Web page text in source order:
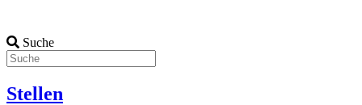
Suche
Stellen